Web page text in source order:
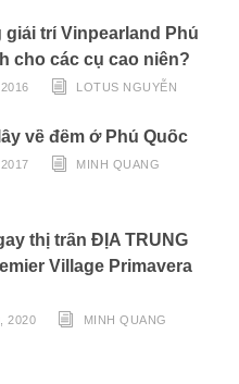
trí Vinpearland Phú
cho các cụ cao niên?
LOTUS NGUYỄN
về đêm ở Phú Quốc
MINH QUANG
thị trấn ĐỊA TRUNG
Village Primavera
2020 MINH QUANG